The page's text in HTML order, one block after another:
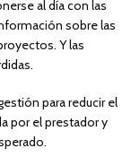
al día con las
sobre las
Y las
para reducir el
por el prestador y